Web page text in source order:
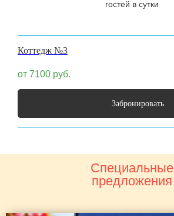
гостей в сутки
Коттедж №3
от 7100 руб.
Забронировать
Специальные
предложения